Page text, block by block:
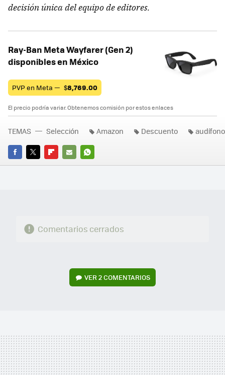
decisión única del equipo de editores.
Ray-Ban Meta Wayfarer (Gen 2)
disponibles en México
PVP en Meta — $8,769.00
El precio podría variar. Obtenemos comisión por estos enlaces
FACEBOOK
TWITTERFLIPBOARD
E-
WHATSAPP
TEMAS Selección Amazon Descuento
Comentarios cerrados
VER2 COMENTARIOS